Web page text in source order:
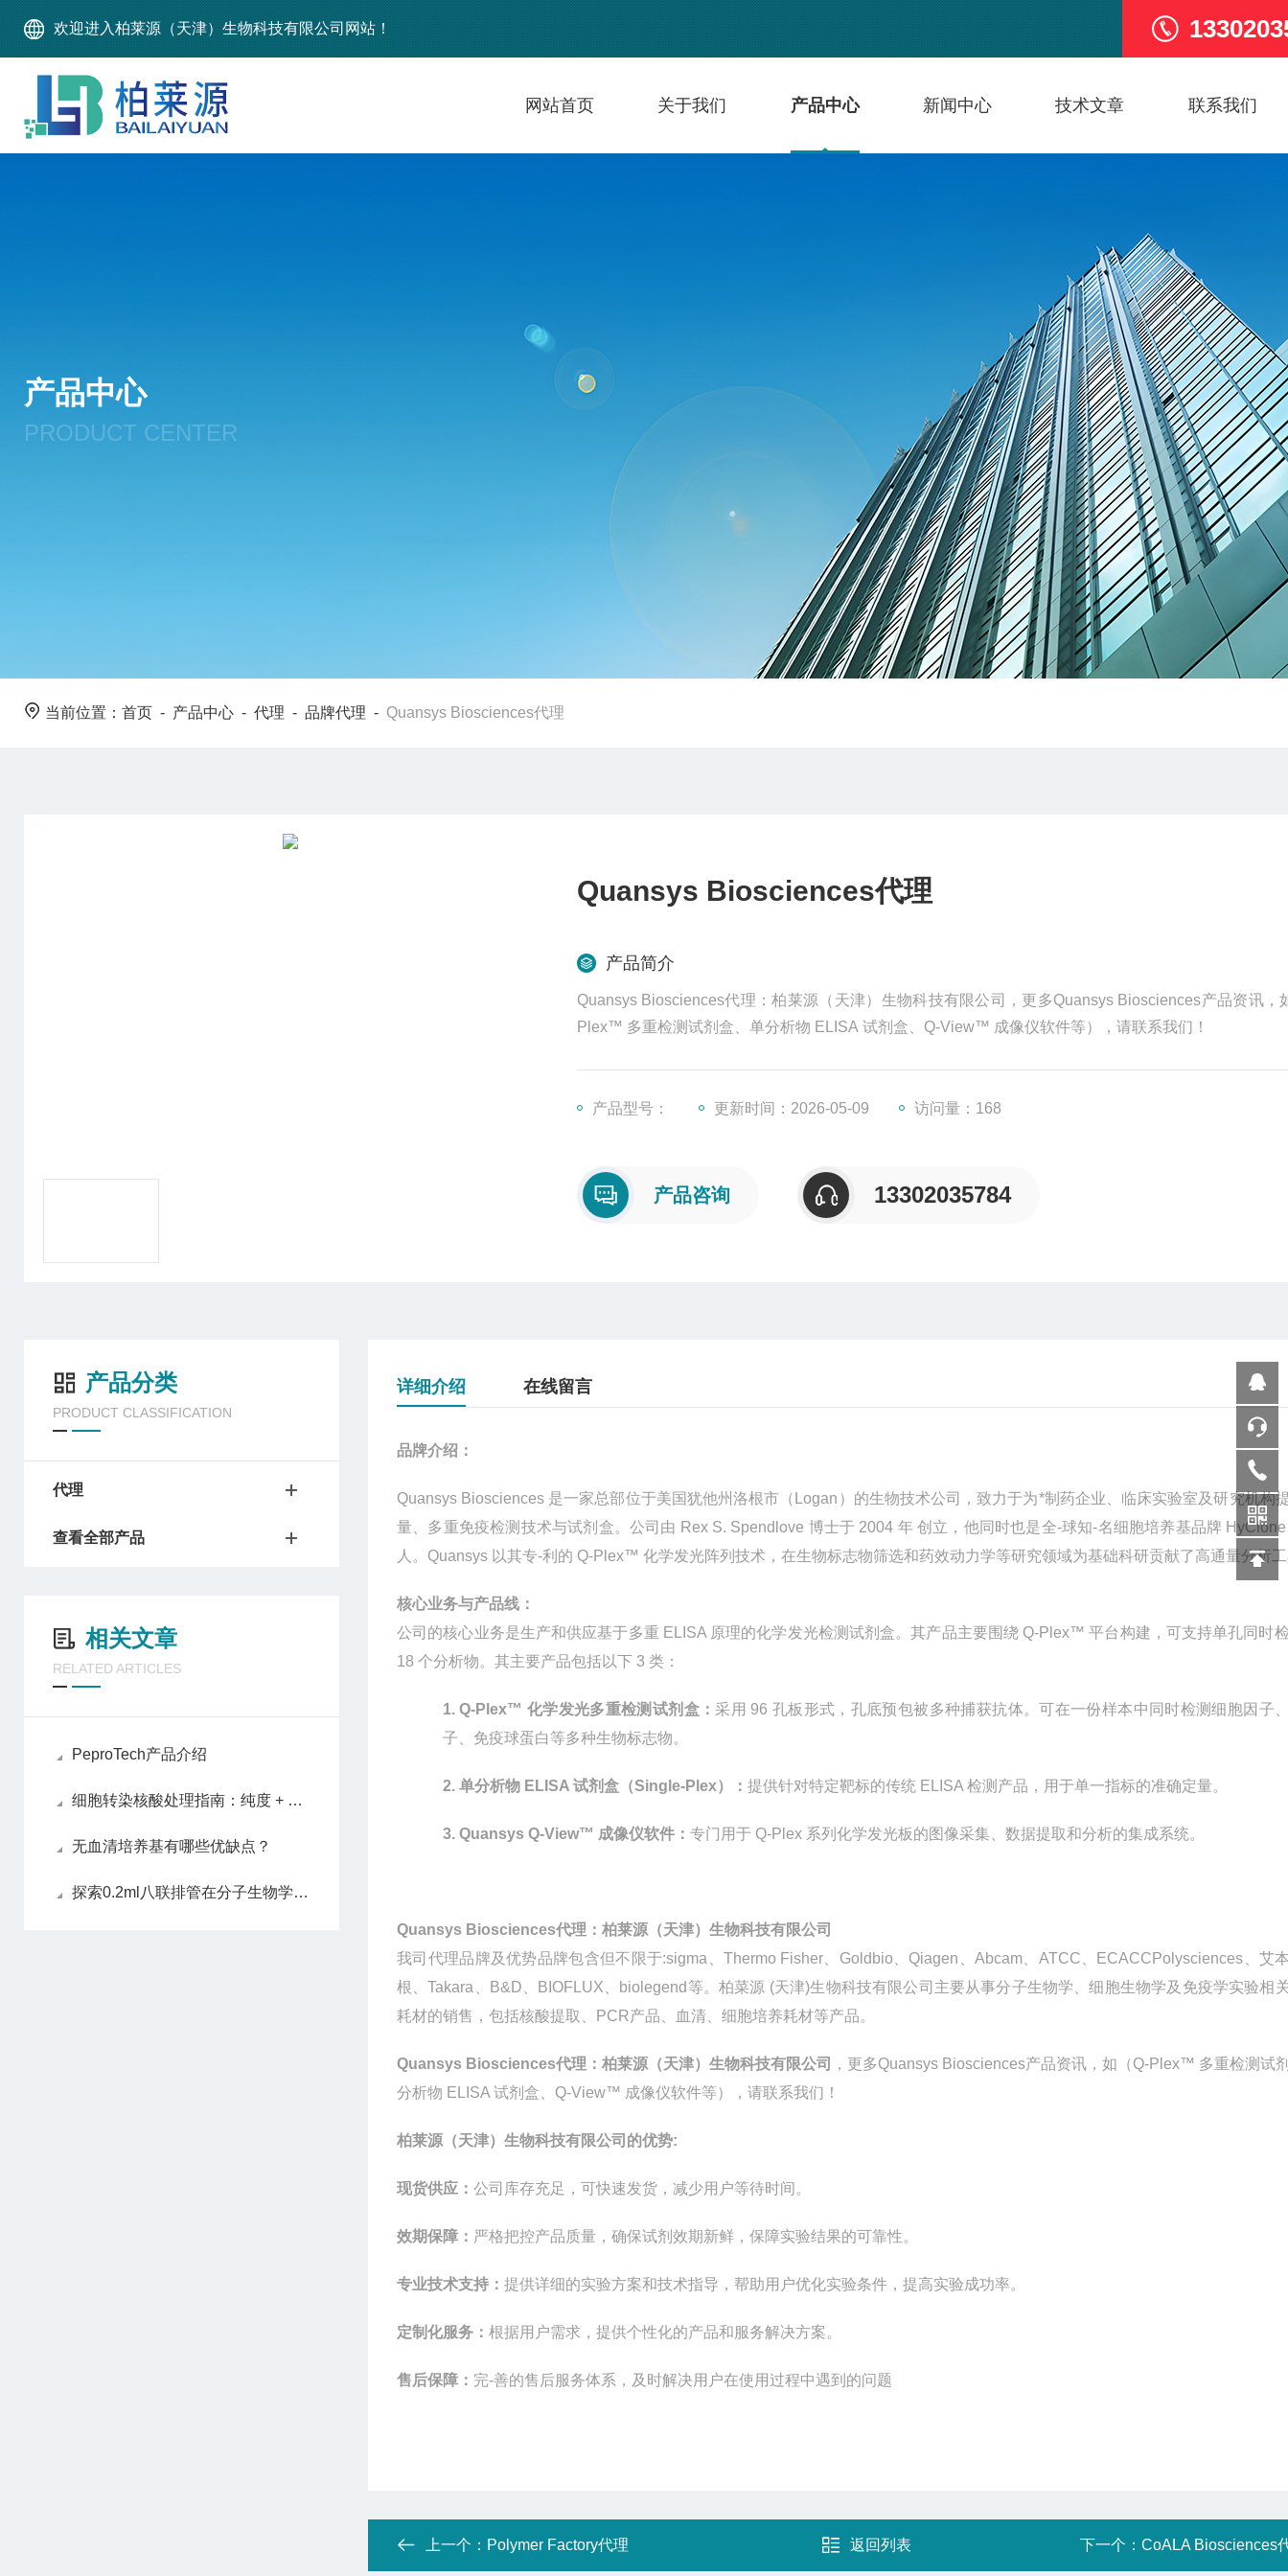
欢迎进入柏莱源（天津）生物科技有限公司网站！
网站首页 关于我们 产品中心 新闻中心 技术文章 联系我们
产品中心
PRODUCT CENTER
当前位置： 首页 - 产品中心 - 代理 - 品牌代理 - Quansys Biosciences代理
Quansys Biosciences代理
产品简介
Quansys Biosciences代理：柏莱源（天津）生物科技有限公司，更多Quansys Biosciences产品资讯，
Plex™ 多重检测试剂盒、单分析物 ELISA 试剂盒、Q-View™ 成像仪软件等），请联系我们！
产品型号： 更新时间：2026-05-09 访问量：168
产品咨询 13302035784
产品分类
PRODUCT CLASSIFICATION
代理
查看全部产品
相关文章
RELATED ARTICLES
PeproTech产品介绍
细胞转染核酸处理指南：纯度 + 浓度双把控
无血清培养基有哪些优缺点？
探索0.2ml八联排管在分子生物学实验中的应用价值
详细介绍 在线留言
品牌介绍：
Quansys Biosciences 是一家总部位于美国犹他州洛根市（ Logan ）的生物技术公司，致力于为*制药企业、临床实验室及研究机构
量、多重免疫检测技术与试剂盒。公司由 Rex S. Spendlove 博士于 2004 年 创立，他同时也是全-球知-名细胞培养基品牌
人。 Quansys 以其专-利的 Q-Plex™ 化学发光阵列技术，在生物标志物筛选和药效动力学等研究领域为基础科研贡献了高通量分析
核心业务与产品线：
公司的核心业务是生产和供应基于多重 ELISA 原理的化学发光检测试剂盒。其产品主要围绕 Q-Plex™ 平台构建，可支持单孔同时
18 个分析物。其主要产品包括以下 3 类：
1.Q-Plex™ 化学发光多重检测试剂盒：采用 96 孔板形式，孔底预包被多种捕获抗体。可在一份样本中同时检测细胞因子
子、免疫球蛋白等多种生物标志物。
2. 单分析物 ELISA 试剂盒（Single-Plex）： 提供针对特定靶标的传统 ELISA 检测产品，用于单一指标的准确定量。
3. Quansys Q-View™ 成像仪软件： 专门用于 Q-Plex 系列化学发光板的图像采集、数据提取和分析的集成系统。
Quansys Biosciences代理：柏莱源（天津）生物科技有限公司
我司代理品牌及优势品牌包含但不 限于:sigma Thermo Fisher Goldbio Qiagen 、Abcam ATCC ECACCPolysciences 、艾
根、Takara B&D BIOFLUX biolegend 等。柏菜源 (天津)生物科技有限公司主要从事分子生物学、细胞生物学及免疫学实验相
耗材的销售，包括核酸提取、
PCR产品、血清、细胞培养耗材等产品。
Quansys Biosciences代理：柏莱源（天津）生物科技有限公司 ，更多Quansys Biosciences产品资讯，如（Q-Plex™ 多重检测试
分析物 ELISA 试剂盒、 Q-View™ 成像仪软件等），请联系我们！
柏莱源（天津）生物科技有限公司的优势:
现货供应： 公司库存充足，可快速发货，减少用户等待时间。
效期保障： 严格把控产品质量，确保试剂效期新鲜，保障实验结果的可靠性。
专业技术支持： 提供详细的实验方案和技术指导，帮助用户优化实验条件，提高实验成功率。
定制化服务： 根据用户需求，提供个性化的产品和服务解决方案。
售后保障： 完-善的售后服务体系，及时解决用户在使用过程中遇到的问题
上一个： Polymer Factory代理 返回列表 下一个： CoALA Biosciences